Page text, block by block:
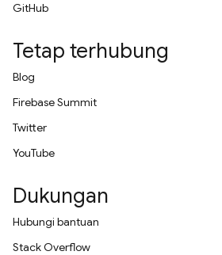
GitHub
Tetap terhubung
Blog
Firebase Summit
Twitter
YouTube
Dukungan
Hubungi bantuan
Stack Overflow